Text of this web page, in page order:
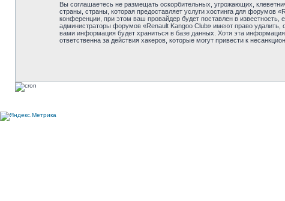
Вы соглашаетесь не размещать оскорбительных, угрожающих,
страны, страны, которая предоставляет услуги хостинга для
конференции, при этом ваш провайдер будет поставлен в
администраторы форумов «Renault Kangoo Club» имеют право удалить,
вами информация будет храниться в базе данных. Хотя эта
ответственна за действия хакеров, которые могут привести к